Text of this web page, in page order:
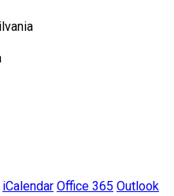
iCalendar Office 365 Outlook